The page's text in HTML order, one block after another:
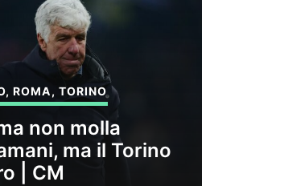
,ROMA, TORINO
non molla
ma il Torino
| CM